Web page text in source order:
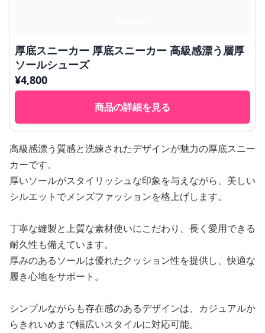
厚底スニーカー 厚底スニーカー 高級感漂う層厚
ソールシューズ
¥4,800
商品の詳細を見る
高級感漂う質感と洗練されたデザインが魅力の厚底スニー
カーです。
厚いソールがスタイリッシュな印象を与えながら、美しい
シルエットでメンズファッションを格上げします。
丁寧な縫製と上質な素材使いにこだわり、長く愛用できる
耐久性も備えています。
厚みのあるソールは優れたクッション性を提供し、快適な
履き心地をサポート。
シンプルながらも存在感のあるデザインは、カジュアルか
らきれいめまで幅広いスタイルに対応可能。